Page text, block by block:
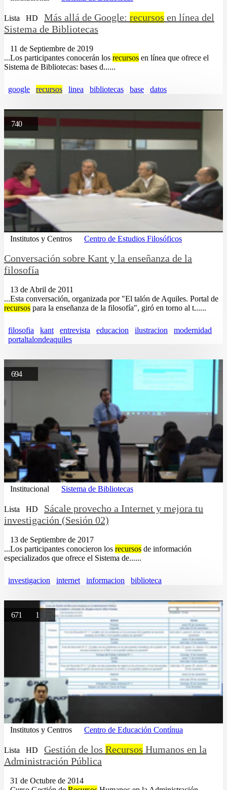
Lista HD Más allá de Google: recursos en línea del
Sistema de Bibliotecas
11 de Septiembre de 2019
...Los participantes conocerán los recursos en línea que ofrece el
Sistema de Bibliotecas: bases d......
google recursos linea bibliotecas base datos
740
Institutos y Centros Centro de Estudios Filosóficos
Conversación sobre Kant y la enseñanza de la
filosofía
13 de Abril de 2011
...Esta conversación, organizada por "El talón de Aquiles. Portal de
recursos para la enseñanza de la filosofía", giró en torno al t......
filosofia kant entrevista educacion ilustracion
modernidad
portaltalondeaquiles
694
Institucional Sistema de Bibliotecas
Lista HD
Sácale provecho a Internet y mejora tu
investigación (Sesión 02)
13 de Septiembre de 2017
...Los participantes conocieron los recursos de información
especializados que ofrece el Sistema de......
investigacion internet informacion biblioteca
671 1
Institutos y Centros Centro de Educación Contínua
Lista HD Gestión de los Recursos Humanos en la
Administración Pública
31 de Octubre de 2014